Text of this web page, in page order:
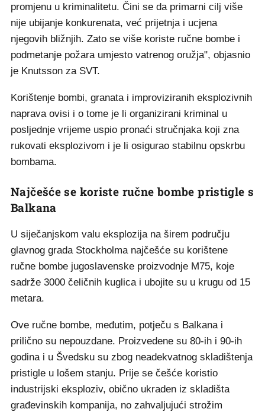
promjenu u kriminalitetu. Čini se da primarni cilj više
nije ubijanje konkurenata, već prijetnja i ucjena
njegovih bližnjih. Zato se više koriste ručne bombe i
podmetanje požara umjesto vatrenog oružja", objasnio
je Knutsson za SVT.
Korištenje bombi, granata i improviziranih eksplozivnih
naprava ovisi i o tome je li organizirani kriminal u
posljednje vrijeme uspio pronaći stručnjaka koji zna
rukovati eksplozivom i je li osigurao stabilnu opskrbu
bombama.
Najčešće se koriste ručne bombe pristigle s
Balkana
U siječanjskom valu eksplozija na širem području
glavnog grada Stockholma najčešće su korištene
ručne bombe jugoslavenske proizvodnje M75, koje
sadrže 3000 čeličnih kuglica i ubojite su u krugu od 15
metara.
Ove ručne bombe, međutim, potječu s Balkana i
prilično su nepouzdane. Proizvedene su 80-ih i 90-ih
godina i u Švedsku su zbog neadekvatnog skladištenja
pristigle u lošem stanju. Prije se češće koristio
industrijski eksploziv, obično ukraden iz skladišta
građevinskih kompanija, no zahvaljujući strožim